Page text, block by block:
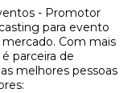
- Promotor
para evento
Com mais
parceira de
melhores pessoas